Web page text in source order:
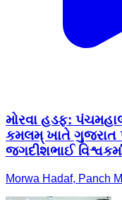
મોરવા હડફ:
કમલમ્ ખાતે ગુજરાત
જગદીશભાઈ
Morwa Hadaf, Panch